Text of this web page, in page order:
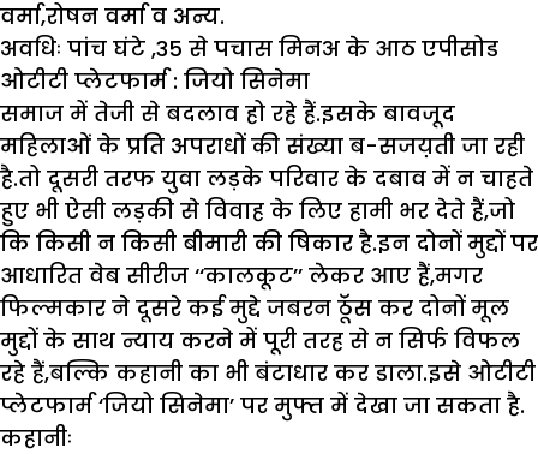
वर्मा,रोषन वर्मा व अन्य.
अवधिः पांच घंटे ,35 से पचास मिनअ के आठ एपीसोड
ओटीटी प्लेटफार्म : जियो सिनेमा
समाज में तेजी से बदलाव हो रहे हैं.इसके बावजूद
महिलाओं के प्रति अपराधों की संख्या ब-सजय़ती जा रही
है.तो दूसरी तरफ युवा लड़के परिवार के दबाव में न चाहते
हुए भी ऐसी लड़की से विवाह के लिए हामी भर देते हैं,जो
कि किसी न किसी बीमारी की षिकार है.इन दोनों मुद्दों पर
आधारित वेब सीरीज ‘‘कालकूट’’ लेकर आए हैं,मगर
फिल्मकार ने दूसरे कई मुद्दे जबरन ठॅूंस कर दोनों मूल
मुद्दों के साथ न्याय करने में पूरी तरह से न सिर्फ विफल
रहे हैं,बल्कि कहानी का भी बंटाधार कर डाला.इसे ओटीटी
प्लेटफार्म ‘जियो सिनेमा’ पर मुफ्त में देखा जा सकता है.
कहानीः